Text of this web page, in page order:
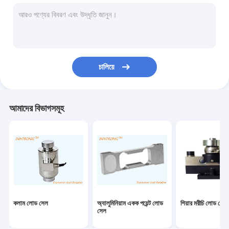
বেলন পরিবাহক স্কেল
স্ট্যাটিক চার্জিং সরঞ্জাম
টিআইজে ইঙ্কজেট প্রিন্টার
চালিয়ে
আমাদের বিভাগসমূহ
কলাম লোড সেল
অ্যালুমিনিয়াম একক পয়েন্ট লোড
সেল
শিয়ার মরীচি লোড সেল